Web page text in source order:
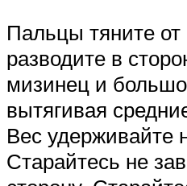
Пальцы тяните от
разводите в
мизинец и
вытягивая
Вес удерживайте
Старайтесь не